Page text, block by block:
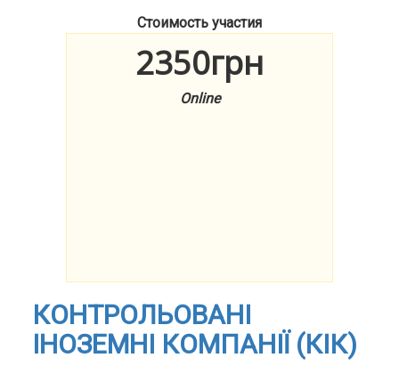
Стоимость участия
2350грн
Online
КОНТРОЛЬОВАНІ
ІНОЗЕМНІ КОМПАНІЇ (КІК)